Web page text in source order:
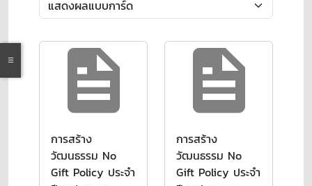
การสร้าง
วัฒนธรรม No
Gift Policy ประจำ
การสร้าง
วัฒนธรรม No
Gift Policy ประจำ